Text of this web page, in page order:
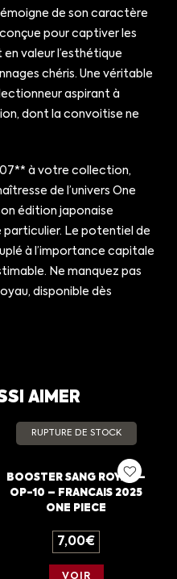
de son caractère
pour captiver les
valeur l’esthétique
chéris. Une véritable
aspirant à
dont la convoitise ne
à votre collection,
de l’univers One
édition japonaise
particulier. Le potentiel de
à l’importance capitale
Ne manquez pas
disponible dès
AIMER
RUPTURE DE STOCK
BOOSTER SANG ROYAL –
OP-10 – FRANCAIS 2025
ONE PIECE
7,00€
VOIR